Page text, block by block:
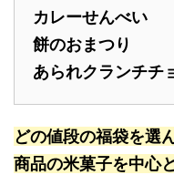
カレーせんべい
餅のおまつり
あられクランチチ
どの値段の福袋を選
商品の米菓子を中心